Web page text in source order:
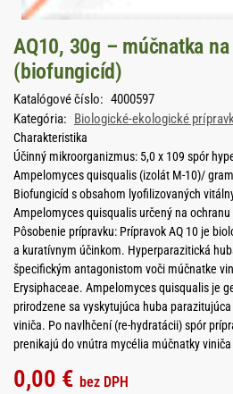
AQ10, 30g – múčnatka
(biofungicíd)
Katalógové číslo: 4000597
Kategória: Biologické-ekologické
Charakteristika
Účinný mikroorganizmus: 5,0 x 109 spór
Ampelomyces quisqualis (izolát M-10)/
Biofungicíd s obsahom lyofilizovaných
Ampelomyces quisqualis určený na
Pôsobenie prípravku: Prípravok AQ 10 je
a kuratívnym účinkom. Hyperparazitická
špecifickým antagonistom voči múčnatke
Erysiphaceae. Ampelomyces quisqualis je
prirodzene sa vyskytujúca huba
viniča. Po navlhčení (re-hydratácii) spór
prenikajú do vnútra mycélia múčnatky
0,00 € bez DPH